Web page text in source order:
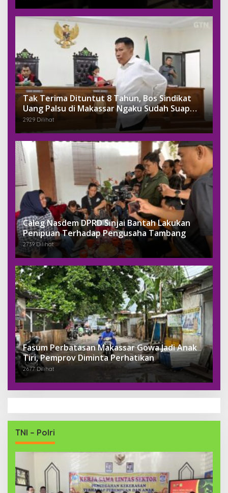
Tak Terima Dituntut 8 Tahun, Bos Sindikat
Uang Palsu di Makassar Ngaku Sudah Suap
Jaksa Dengan Miliaran
2929 Dilihat
Caleg Nasdem DPRD Sinjai Bantah Lakukan
Penipuan Terhadap Pengusaha Tambang
2739 Dilihat
Fasum Perbatasan Makassar Gowa Jadi Anak
Tiri, Pemprov Diminta Perhatikan
2677 Dilihat
TNI – Polri